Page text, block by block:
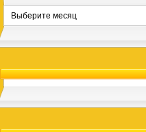
Архивы